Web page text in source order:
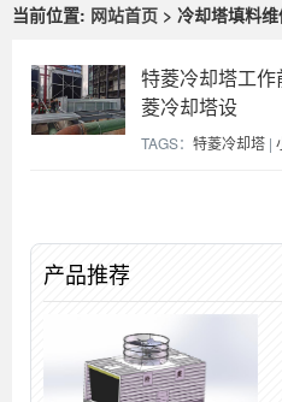
当前位置: 网站首页 > 冷却塔填料
特菱冷却塔工
菱冷却塔设
TAGS： 特菱冷却塔 |
产品推荐